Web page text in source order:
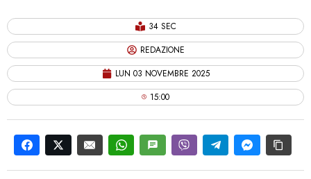
34 SEC
REDAZIONE
LUN 03 NOVEMBRE 2025
15:00